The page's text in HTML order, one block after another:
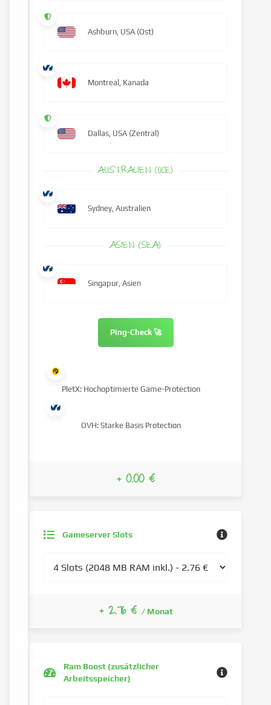
Gameserver Slots
+ 2.76 € / Monat
Ashburn, USA (Ost)
Montreal, Kanada
Dallas, USA (Zentral)
AUSTRALIEN (OCE)
Sydney, Australien
ASIEN (SEA)
Singapur, Asien
Ping-Check 🚀
PletX: Hochoptimierte Game-Protection
OVH: Starke Basis Protection
+ 0.00 €
Ram Boost (zusätzlicher
Arbeitsspeicher)